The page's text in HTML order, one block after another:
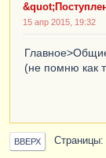
15 апр 2015, 19:32
(не помню как
ВВЕРХ Страницы